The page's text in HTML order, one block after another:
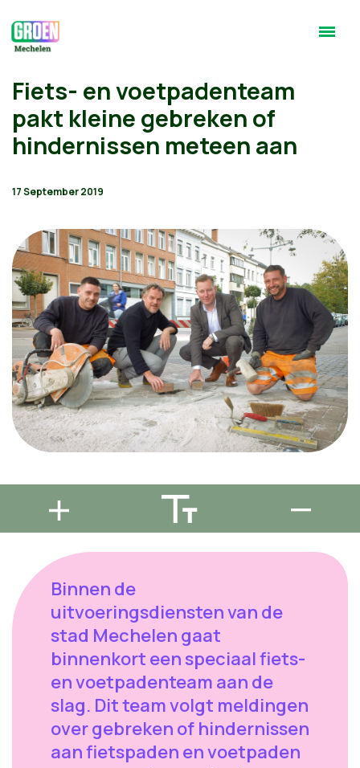
Fiets- en voetpadenteam
pakt kleine gebreken of
hindernissen meteen aan
17 September 2019
Binnen de
uitvoeringsdiensten van de
stad Mechelen gaat
binnenkort een speciaal fiets-
en voetpadenteam aan de
slag. Dit team volgt meldingen
over gebreken of hindernissen
aan fietspaden en voetpaden